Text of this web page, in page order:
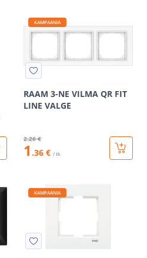
KAMPAANIA
RAAM 3-NE VILMA QR FIT
LINE VALGE
2.26 €
1 .36 € / tk
KAMPAANIA